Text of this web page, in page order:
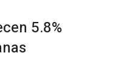
5.8%